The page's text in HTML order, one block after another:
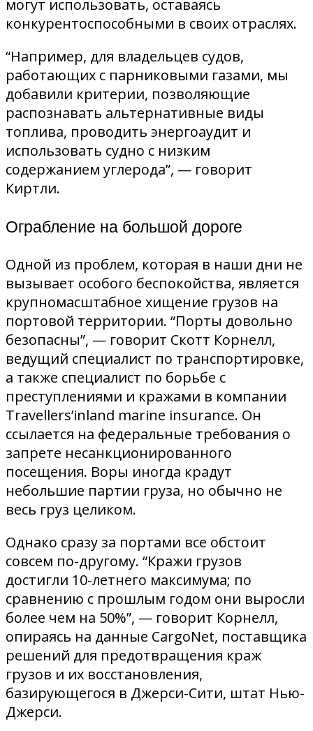
могут использовать, оставаясь
конкурентоспособными в своих отраслях.
“Например, для владельцев судов,
работающих с парниковыми газами, мы
добавили критерии, позволяющие
распознавать альтернативные виды
топлива, проводить энергоаудит и
использовать судно с низким
содержанием углерода”, — говорит
Киртли.
Ограбление на большой дороге
Одной из проблем, которая в наши дни не
вызывает особого беспокойства, является
крупномасштабное хищение грузов на
портовой территории. “Порты довольно
безопасны”, — говорит Скотт Корнелл,
ведущий специалист по транспортировке,
а также специалист по борьбе с
преступлениями и кражами в компании
Travellers’inland marine insurance. Он
ссылается на федеральные требования о
запрете несанкционированного
посещения. Воры иногда крадут
небольшие партии груза, но обычно не
весь груз целиком.
Однако сразу за портами все обстоит
совсем по-другому. “Кражи грузов
достигли 10-летнего максимума; по
сравнению с прошлым годом они выросли
более чем на 50%”, — говорит Корнелл,
опираясь на данные CargoNet, поставщика
решений для предотвращения краж
грузов и их восстановления,
базирующегося в Джерси-Сити, штат Нью-
Джерси.